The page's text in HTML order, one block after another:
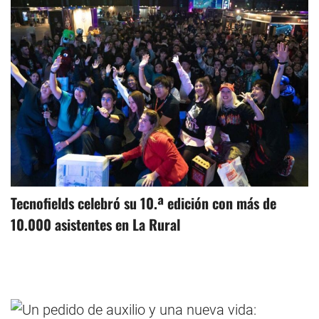
Tecnofields celebró su 10.ª edición con más de
10.000 asistentes en La Rural